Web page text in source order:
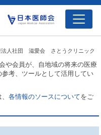
法人社団 滋愛会 さとうクリニック
や会員が、自地域の将来の医療
考、ツールとして活用してい
、各情報のソースについてをご